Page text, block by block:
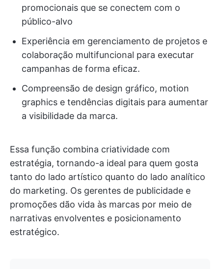
promocionais que se conectem com o
público-alvo
Experiência em gerenciamento de projetos e
colaboração multifuncional para executar
campanhas de forma eficaz.
Compreensão de design gráfico, motion
graphics e tendências digitais para aumentar
a visibilidade da marca.
Essa função combina criatividade com
estratégia, tornando-a ideal para quem gosta
tanto do lado artístico quanto do lado analítico
do marketing. Os gerentes de publicidade e
promoções dão vida às marcas por meio de
narrativas envolventes e posicionamento
estratégico.